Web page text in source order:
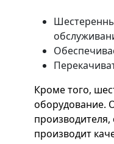
Кроме того,
оборудование.
производителя,
производит